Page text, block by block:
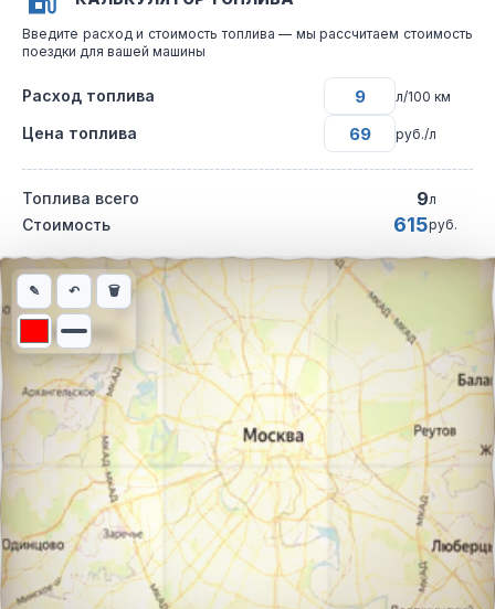
Введите расход и стоимость топлива — мы рассчитаем стоимость
поездки для вашей машины
Расход топлива л/100 км
Цена топлива руб./л
Топлива всего 9л
Стоимость 615руб.
Интерактивная карта автомобильного маршрута из города
✎ ↶ 🗑